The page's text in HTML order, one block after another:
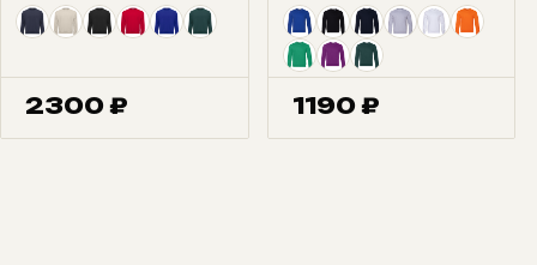
2300 ₽ 1190 ₽